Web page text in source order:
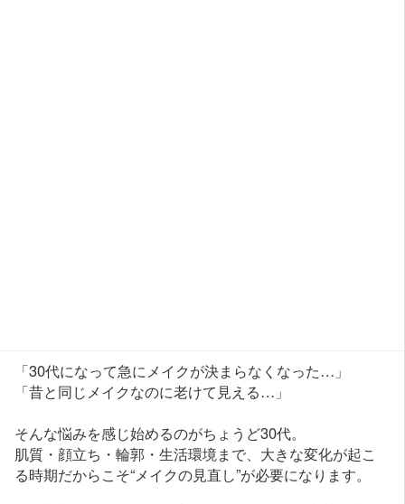
「30代になって急にメイクが決まらなくなった…」
「昔と同じメイクなのに老けて見える…」
そんな悩みを感じ始めるのがちょうど30代。
肌質・顔立ち・輪郭・生活環境まで、大きな変化が起こ
る時期だからこそ“メイクの見直し”が必要になります。